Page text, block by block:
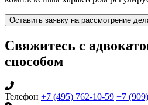
Оставить заявку на рассмотрение
Свяжитесь с
способом
Телефон +7 (495) 762-10-59 +7